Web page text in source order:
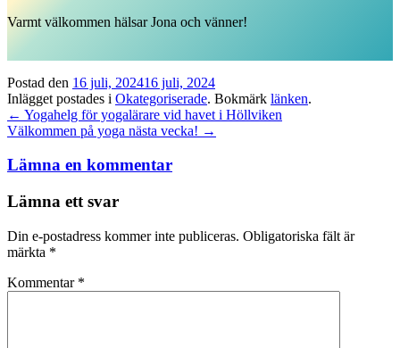
Varmt välkommen hälsar Jona och vänner!
Postad den 16 juli, 202416 juli, 2024
Inlägget postades i Okategoriserade. Bokmärk länken.
Inläggsnavigation
← Yogahelg för yogalärare vid havet i Höllviken
Välkommen på yoga nästa vecka! →
Lämna en kommentar
Lämna ett svar
Din e-postadress kommer inte publiceras. Obligatoriska fält är
märkta *
Kommentar *